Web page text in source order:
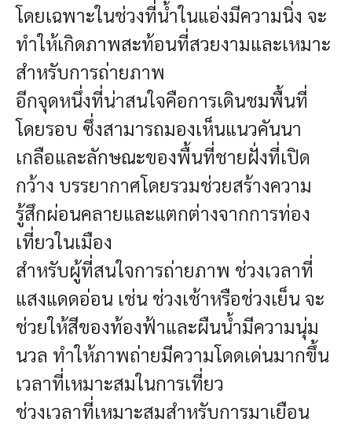
โดยเฉพาะในช่วงที่น้ำในแอ่งมีความนิ่ง จะ
ทำให้เกิดภาพสะท้อนที่สวยงามและเหมาะ
สำหรับการถ่ายภาพ
อีกจุดหนึ่งที่น่าสนใจคือการเดินชมพื้นที่
โดยรอบ ซึ่งสามารถมองเห็นแนวคันนา
เกลือและลักษณะของพื้นที่ชายฝั่งที่เปิด
กว้าง บรรยากาศโดยรวมช่วยสร้างความ
รู้สึกผ่อนคลายและแตกต่างจากการท่อง
เที่ยวในเมือง
สำหรับผู้ที่สนใจการถ่ายภาพ ช่วงเวลาที่
แสงแดดอ่อน เช่น ช่วงเช้าหรือช่วงเย็น จะ
ช่วยให้สีของท้องฟ้าและผืนน้ำมีความนุ่ม
นวล ทำให้ภาพถ่ายมีความโดดเด่นมากขึ้น
เวลาที่เหมาะสมในการเที่ยว
ช่วงเวลาที่เหมาะสมสำหรับการมาเยือน